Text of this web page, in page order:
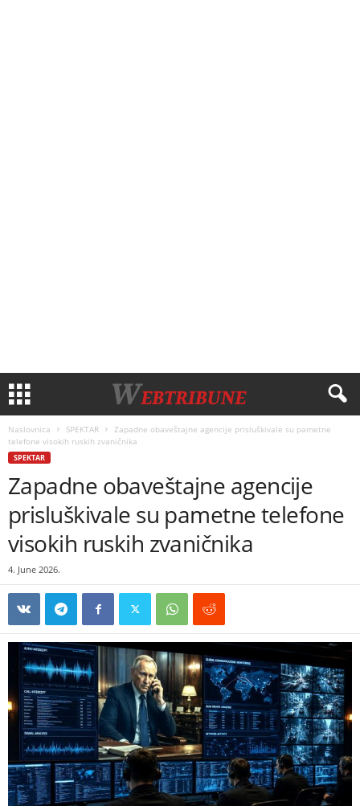
Naslovnica SPEKTAR
Zapadne obaveštajne agencije prisluškivale su pametne
telefone visokih ruskih zvaničnika
SPEKTAR
Zapadne obaveštajne agencije
prisluškivale su pametne telefone
visokih ruskih zvaničnika
4. June 2026.